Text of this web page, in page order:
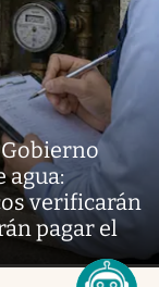
Gobierno
agua:
verificarán
pagar el